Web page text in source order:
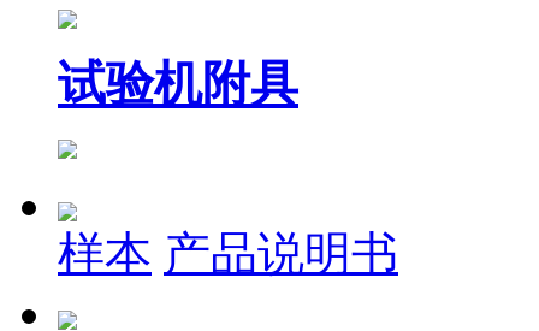
试验机附具
样本 产品说明书